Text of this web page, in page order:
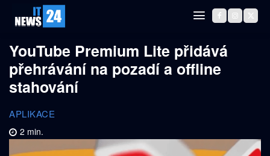
YouTube Premium Lite přidává
přehrávání na pozadí a offline
stahování
APLIKACE
2 min.